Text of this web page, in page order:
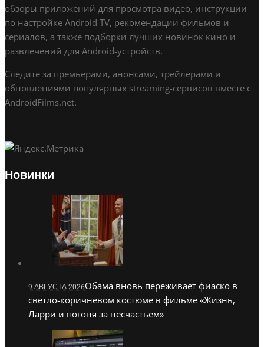
обзоры приложений для просмотра видео, инструкции
по настройке Android TV, рекомендации фильмов и
сериалов, а также подборки лучших новинок кино и
развлечений для Android-устройств.
Следите за премьерами, анонсами, трейлерами и
обновлениями популярных streaming-сервисов вместе с
AndroidFilms.net.
Новинки
9 АВГУСТА 2026Обама вновь переживает фиаско в
светло-коричневом костюме в фильме «Жизнь,
Ларри и погоня за несчастьем»